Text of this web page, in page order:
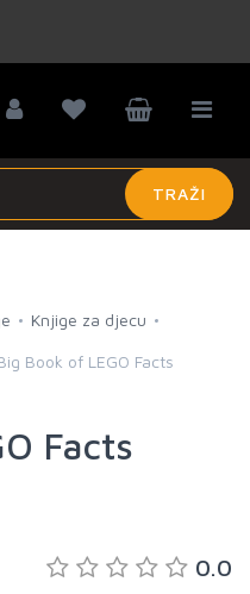
TRAŽI
Knjige za djecu
Book of LEGO Facts
Facts
0.0